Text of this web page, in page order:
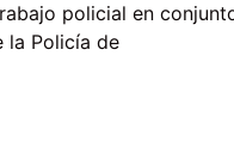
policial en
la Policía de